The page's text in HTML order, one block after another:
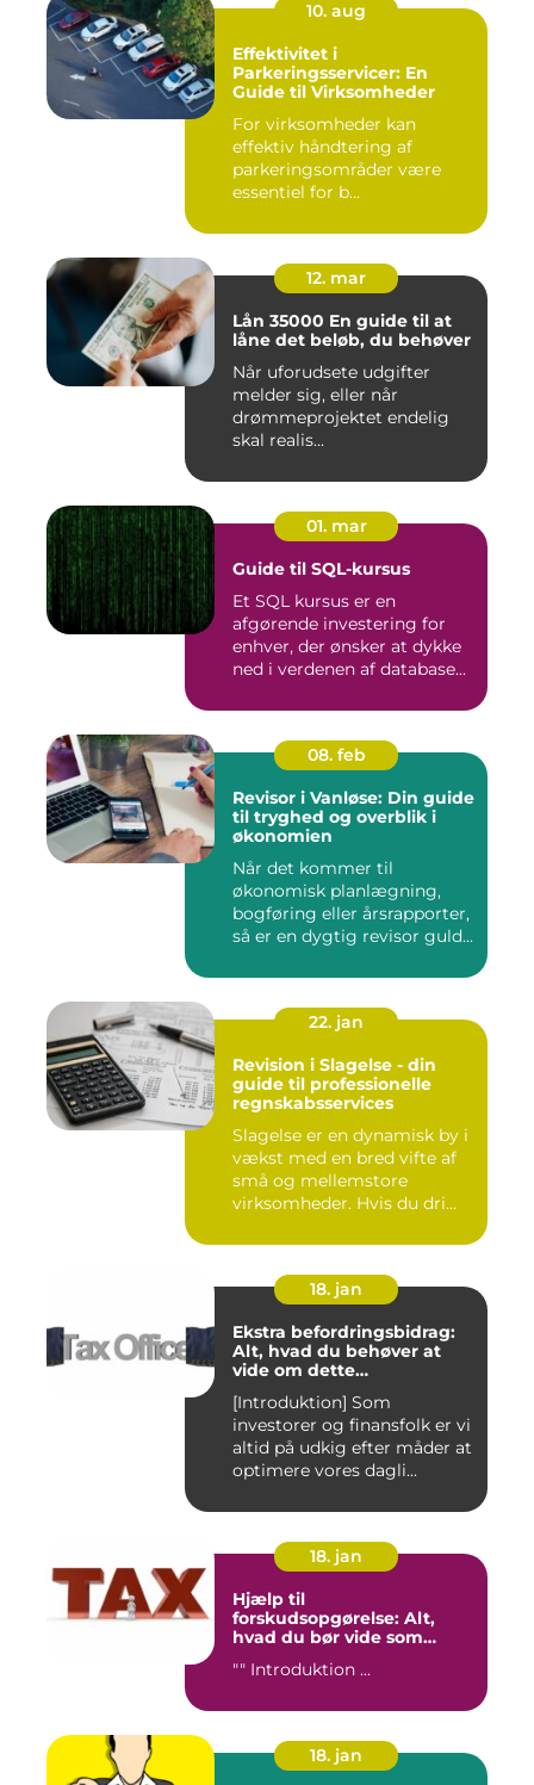
10. aug
Effektivitet i
Parkeringsservicer: En
Guide til Virksomheder
For virksomheder kan
effektiv håndtering af
parkeringsområder være
essentiel for b...
12. mar
Lån 35000 En guide til at
låne det beløb, du behøver
Når uforudsete udgifter
melder sig, eller når
drømmeprojektet endelig
skal realis...
01. mar
Guide til SQL-kursus
Et SQL kursus er en
afgørende investering for
enhver, der ønsker at dykke
ned i verdenen af database...
08. feb
Revisor i Vanløse: Din guide
til tryghed og overblik i
økonomien
Når det kommer til
økonomisk planlægning,
bogføring eller årsrapporter,
så er en dygtig revisor guld...
22. jan
Revision i Slagelse - din
guide til professionelle
regnskabsservices
Slagelse er en dynamisk by i
vækst med en bred vifte af
små og mellemstore
virksomheder. Hvis du dri...
18. jan
Ekstra befordringsbidrag:
Alt, hvad du behøver at
vide om dette
investorer og finansfolk
[Introduktion] Som
investorer og finansfolk er vi
altid på udkig efter måder at
optimere vores dagli...
18. jan
Hjælp til
forskudsopgørelse: Alt,
hvad du bør vide som
"" Introduktion ...
18. jan